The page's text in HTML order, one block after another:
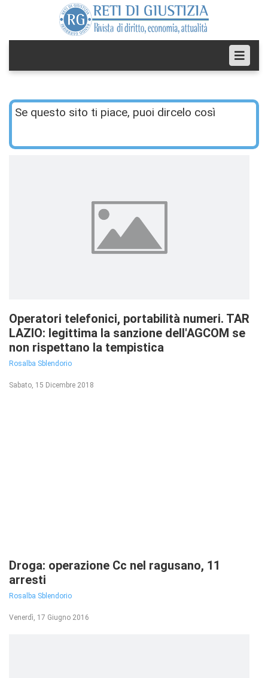
Se questo sito ti piace, puoi dircelo così
Operatori telefonici, portabilità numeri. TAR
LAZIO: legittima la sanzione dell'AGCOM se
non rispettano la tempistica
Rosalba Sblendorio
Sabato, 15 Dicembre 2018
Droga: operazione Cc nel ragusano, 11
arresti
Rosalba Sblendorio
Venerdì, 17 Giugno 2016